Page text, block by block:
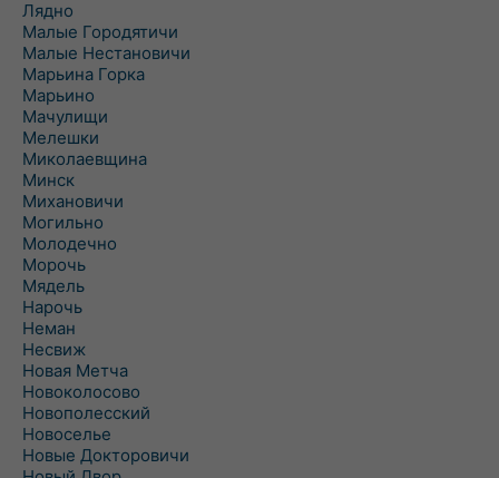
Лядно
Малые Городятичи
Малые Нестановичи
Марьина Горка
Марьино
Мачулищи
Мелешки
Миколаевщина
Минск
Михановичи
Могильно
Молодечно
Морочь
Мядель
Нарочь
Неман
Несвиж
Новая Метча
Новоколосово
Новополесский
Новоселье
Новые Докторовичи